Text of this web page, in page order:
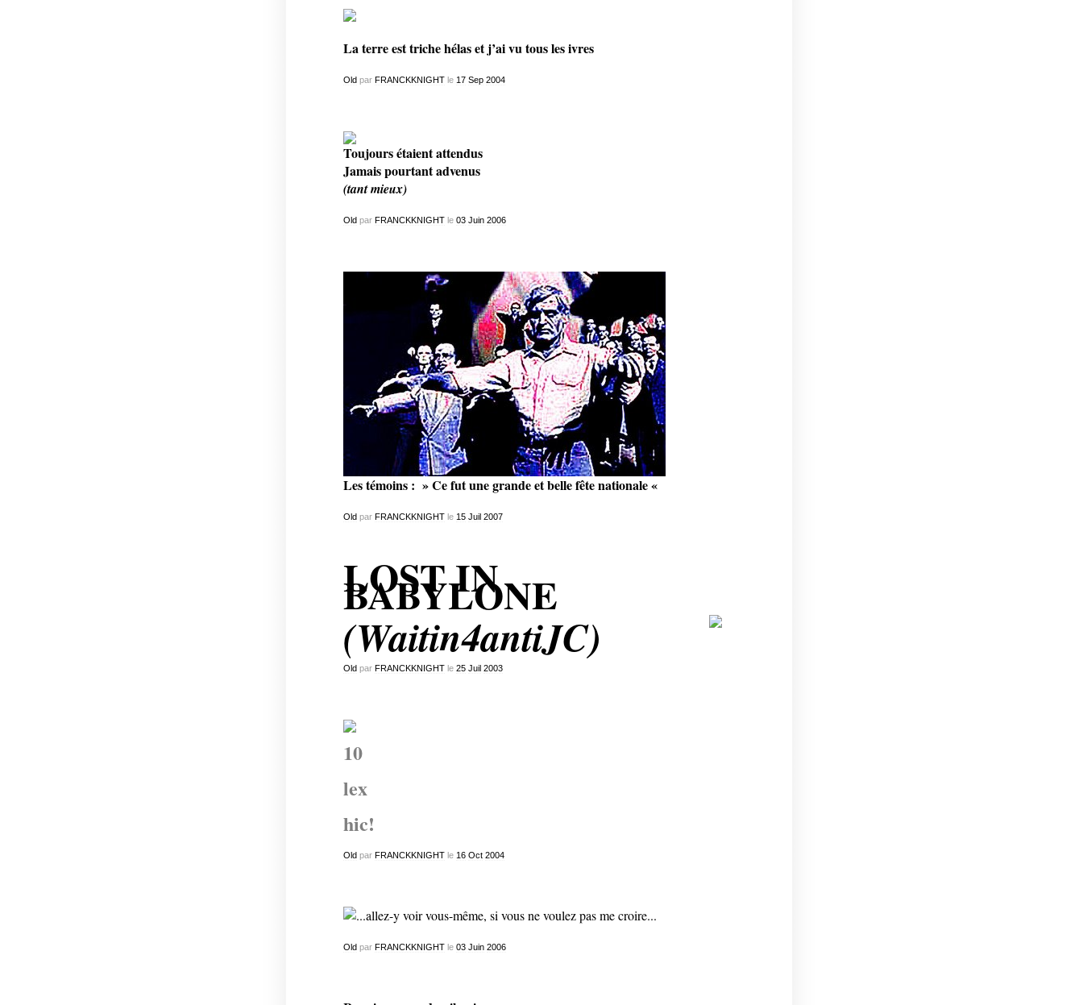
La terre est triche hélas et j’ai vu tous les ivres
Oldpar FRANCKKNIGHTle 17 Sep 2004
Toujours étaient attendus
Jamais pourtant advenus
(tant mieux)
Oldpar FRANCKKNIGHTle 03 Juin 2006
Les témoins : » Ce fut une grande et belle fête nationale «
Oldpar FRANCKKNIGHTle 15 Juil 2007
LOST IN
BABYLONE
(Waitin4antiJC)
Oldpar FRANCKKNIGHTle 25 Juil 2003
10
lex
hic!
Old par FRANCKKNIGHTle 16 Oct 2004
Old par FRANCKKNIGHTle 03 Juin 2006